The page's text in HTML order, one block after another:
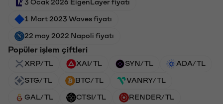
1 Mart 2023 Waves fiyatı
22 may 2022 Napoli fiyatı
Popüler işlem çiftleri
XRP/TL XAI/TL SYN/TL ADA/TL
STG/TL BTC/TL VANRY/TL
GAL/TL CTSI/TL RENDER/TL